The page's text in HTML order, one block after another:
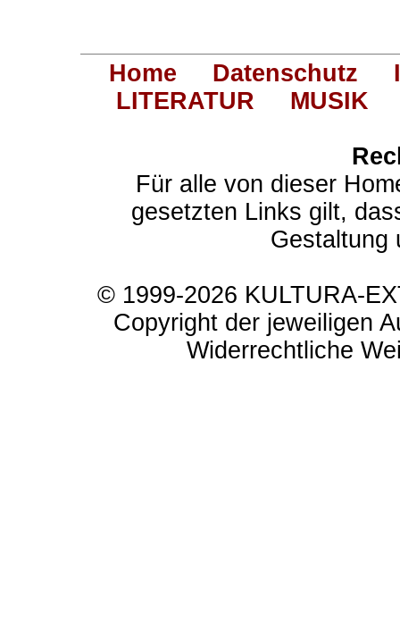
Home Datenschutz
LITERATUR
MUSIK
Für alle von dieser
gesetzten Links gilt,
Gestaltung
© 1999-2026 KULTURA-
Copyright der jeweiligen
Widerrechtliche